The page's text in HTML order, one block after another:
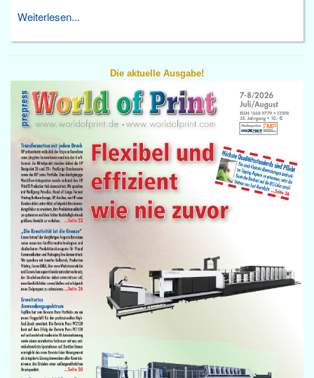
Weiterlesen...
Die aktuelle Ausgabe!